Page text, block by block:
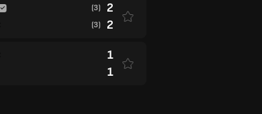
(3) 2
(3) 2
1
1